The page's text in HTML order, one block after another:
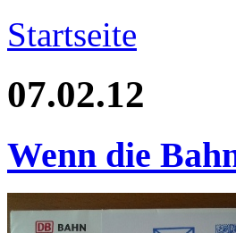
Startseite
07.02.12
Wenn die